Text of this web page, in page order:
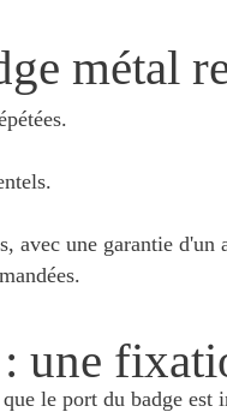
métal
avec une garantie d'un
une
le port du badge